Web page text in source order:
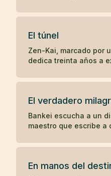
verdadera naturaleza.
El túnel
Zen-Kai, marcado por
dedica treinta años a
termina viendo en él a
El verdadero
Bankei escucha a un
maestro que escribe a
y dormir cuando tiene
En manos del